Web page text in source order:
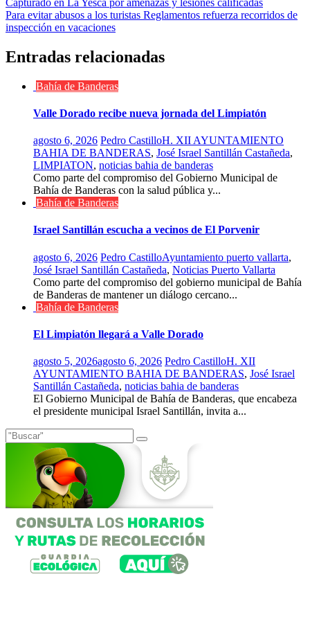
Navegación
de
Para evitar abusos a los turistas Reglamentos refuerza recorridos de
inspección en vacaciones
Entradas relacionadas
Bahía de Banderas
Valle Dorado recibe nueva jornada del Limpiatón
agosto 6, 2026 Pedro CastilloH. XII AYUNTAMIENTO
BAHIA DE BANDERAS, José Israel Santillán Castañeda,
LIMPIATON, noticias bahia de banderas
Como parte del compromiso del Gobierno Municipal de
Bahía de Banderas con la salud pública y...
Bahía de Banderas
Israel Santillán escucha a vecinos de El Porvenir
agosto 6, 2026 Pedro CastilloAyuntamiento puerto vallarta,
José Israel Santillán Castañeda, Noticias Puerto Vallarta
Como parte del compromiso del gobierno municipal de Bahía
de Banderas de mantener un diálogo cercano...
Bahía de Banderas
El Limpiatón llegará a Valle Dorado
agosto 5, 2026agosto 6, 2026 Pedro CastilloH. XII
AYUNTAMIENTO BAHIA DE BANDERAS, José Israel
Santillán Castañeda, noticias bahia de banderas
El Gobierno Municipal de Bahía de Banderas, que encabeza
el presidente municipal Israel Santillán, invita a...